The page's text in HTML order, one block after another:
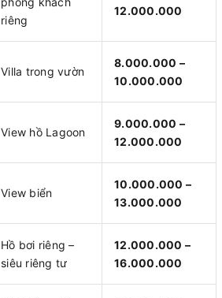
riêng
12.000.000
Villa trong vườn
8.000.000 –
10.000.000
View hồ Lagoon
9.000.000 –
12.000.000
View biển
10.000.000 –
13.000.000
Hồ bơi riêng –
siêu riêng tư
12.000.000 –
16.000.000